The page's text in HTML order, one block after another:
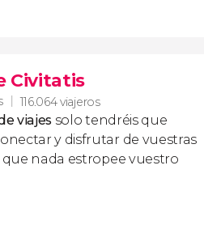
Civitatis
116.064 viajeros
viajes solo tendréis que
y disfrutar de vuestras
que nada estropee vuestro